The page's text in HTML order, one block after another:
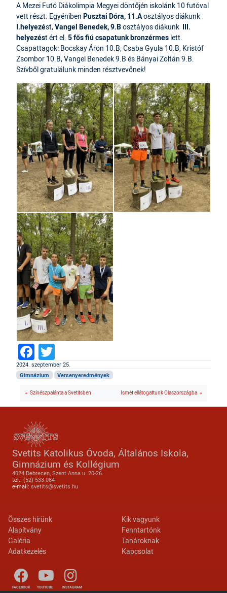
A Mezei Futó Diákolimpia Megyei döntőjén iskolánk 10 futóval
vett részt. Egyéniben Pusztai Dóra, 11.Aosztályos diákunk
I.helyezést,Vangel Benedek, 9.Bosztályos diákunk III.
helyezést ért el. 5 fős fiú csapatunkbronzérmes lett.
Csapattagok: Bocskay Áron 10.B, Csaba Gyula 10.B, Kristóf
Zsombor 10.B, Vangel Benedek 9.B és Bányai Zoltán 9.B.
Szívből gratulálunk minden résztvevőnek!
Facebook
2024. szeptember 25.
Gimnázium Versenyeredmények
Színészpalánta a Svetitsben Ismét ellátogattunk Olaszországba
Svetits Katolikus Óvoda, Általános Iskola,
Gimnázium és Kollégium
4024 Debrecen, Szent Anna u. 20-26.
tel.: (52) 533 084
e-mail: svetits@svetits.hu
Lábléc 2
Összes hírünk
Alapítvány
Galéria
Adatkezelés
Footer menu
Kik vagyunk
Fenntartónk
Tanároknak
Kapcsolat
FACEBOOK YOUTUBE INSTAGRAM